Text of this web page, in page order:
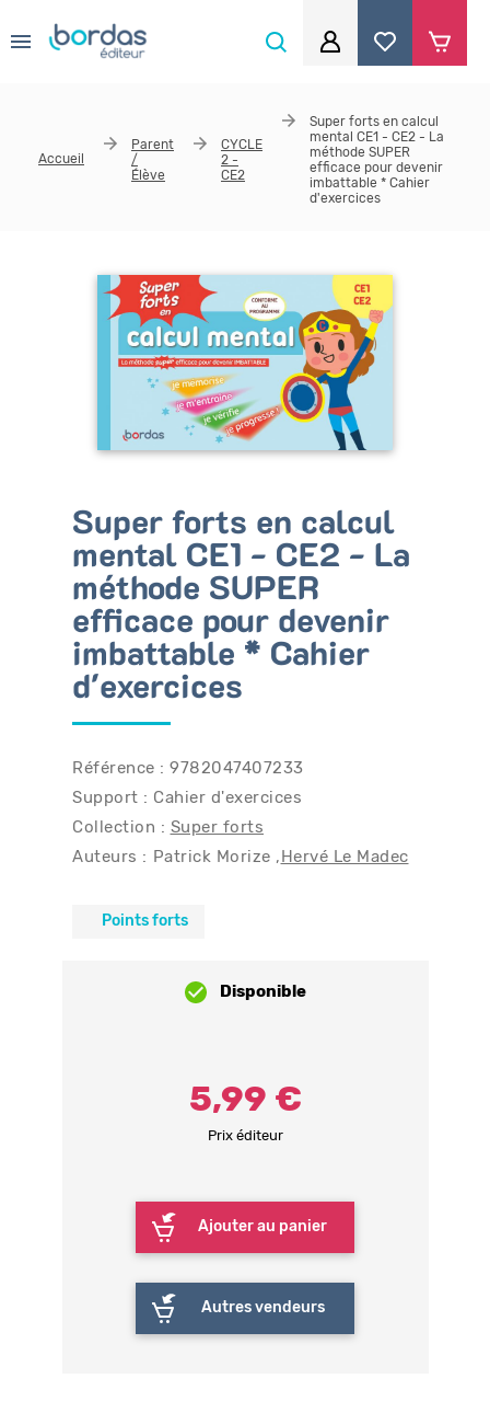
Je me connecte
Identifiant
Se souvenir de moi
Mot de passe ou identifiant oublié
Bénéficiez de tarifs préférentiels
Téléchargez des ressources gratuites
Recevez des informations sur nos nouveautés
Accueil
Parent
/
Élève
CYCLE
2 -
CE2
Super forts en calcul
mental CE1 - CE2 - La
méthode SUPER
efficace pour devenir
imbattable * Cahier
d'exercices
Super forts en calcul
mental CE1 - CE2 - La
méthode SUPER
efficace pour devenir
imbattable * Cahier
d'exercices
Référence : 9782047407233
Support : Cahier d'exercices
Collection : Super forts
Auteurs : Patrick Morize Hervé Le Madec
Points forts
Disponible
Prix éditeur
5,99 €
Ajouter au panier
Autres vendeurs